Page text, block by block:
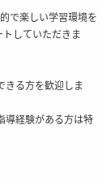
で楽しい学習環境を
していただきま
きる方を歓迎しま
導経験がある方は特